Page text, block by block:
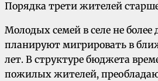
Порядка трети жителей
Молодых семей в селе не более
планируют мигрировать в
лет. В структуре бюджета
пожилых жителей,